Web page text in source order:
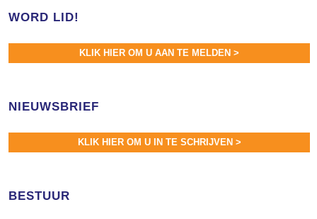
WORD LID!
KLIK HIER OM U AAN TE MELDEN >
NIEUWSBRIEF
KLIK HIER OM U IN TE SCHRIJVEN >
BESTUUR